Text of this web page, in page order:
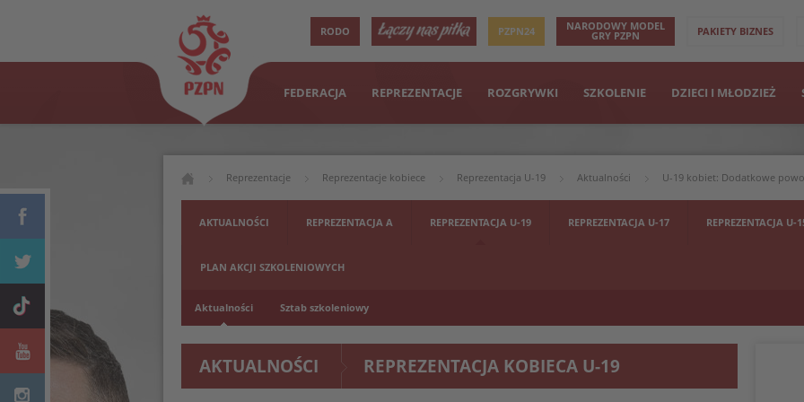
RODO PZPN24 NARODOWY MODEL
GRY PZPN PAKIETY BIZNES
FEDERACJA REPREZENTACJE ROZGRYWKI SZKOLENIE DZIECI I MŁODZIEŻ
Reprezentacje Reprezentacje kobiece Reprezentacja U-19 Aktualności U-19 kobiet: Dodatkowe
Europy
AKTUALNOŚCI REPREZENTACJA A REPREZENTACJA U-19 REPREZENTACJA U-17 REPREZENTACJA U-
PLAN AKCJI SZKOLENIOWYCH
Aktualności Sztab szkoleniowy
AKTUALNOŚCI REPREZENTACJA KOBIECA U-19